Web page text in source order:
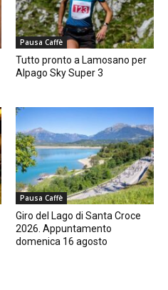
Pausa Caffè
Tutto pronto a Lamosano per
Alpago Sky Super 3
Pausa Caffè
Giro del Lago di Santa Croce
2026. Appuntamento
domenica 16 agosto